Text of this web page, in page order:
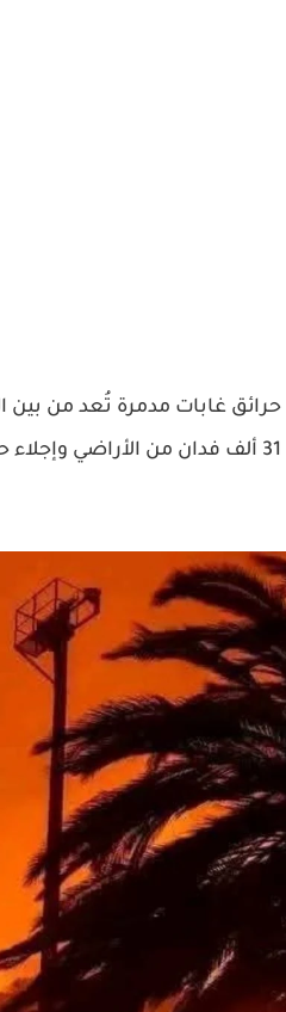
حرائق غابات مدمرة تُعد من بين